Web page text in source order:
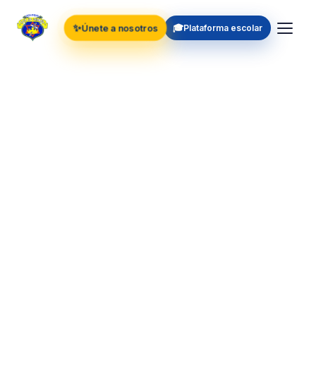
✨Únete a nosotros 🎓Plataforma escolar